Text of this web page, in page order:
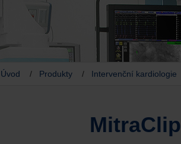
Úvod / Produkty / Intervenční kardiologie
MitraClip